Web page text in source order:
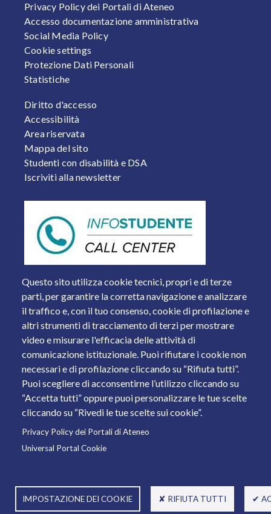
Questo sito utilizza cookie tecnici, propri e di terze
parti, per garantire la corretta navigazione e analizzare
il traffico e, con il tuo consenso, cookie di profilazione e
altri strumenti di tracciamento di terzi per mostrare
video e misurare l'efficacia delle attività di
comunicazione istituzionale. Puoi rifiutare i cookie non
necessari e di profilazione cliccando su “Rifiuta tutti”.
Puoi scegliere di acconsentirne l’utilizzo cliccando su
“Accetta tutti” oppure puoi personalizzare le tue scelte
cliccando su “Rivedi le tue scelte sui cookie”.
Privacy Policy dei Portali di Ateneo
Universal Portal Cookie
IMPOSTAZIONE DEI COOKIE ✘ RIFIUTA TUTTI ✔
Privacy Policy dei Portali di Ateneo
Accesso documentazione amministrativa
Social Media Policy
Cookie settings
Protezione Dati Personali
Statistiche
FOOTER 2
Diritto d'accesso
Accessibilità
Area riservata
Mappa del sito
Studenti con disabilità e DSA
Iscriviti alla newsletter
Piazza del Mercato, 15 - 25121 Brescia
Tel. +39 030 2988.1 PEC:
ammcentr@cert.unibs.it
Partita IVA: 01773710171 Codice Fiscale: 98007650173
© 2011 Università degli Studi di Brescia